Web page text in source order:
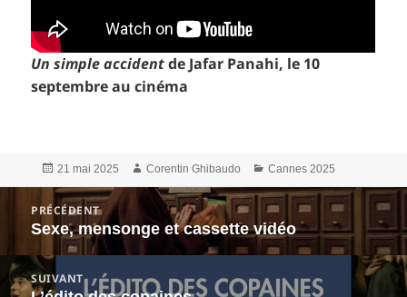
Un simple accidentde Jafar Panahi, le 10
septembre au cinéma
Publié
le
21 mai 2025 Auteur
Corentin Ghibaudo Catégories
Cannes 2025
Navigation
PRÉCÉDENT
Article
précédent :
Sexe, mensonge et cassette vidéo
SUIVANT